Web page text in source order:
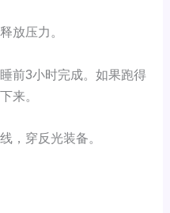
放压力。
前3小时完成。如果跑得
来。
，穿反光装备。